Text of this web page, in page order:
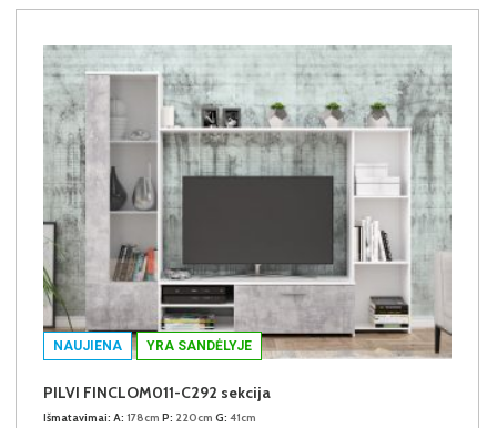
NAUJIENA YRA SANDĖLYJE
PILVI FINCLOM011-C292 sekcija
Išmatavimai: A: 178cm P: 220cm G: 41cm